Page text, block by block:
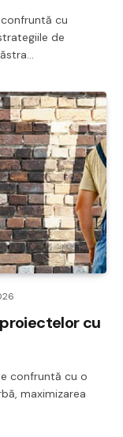
cu
de
cu
confruntă cu o
maximizarea